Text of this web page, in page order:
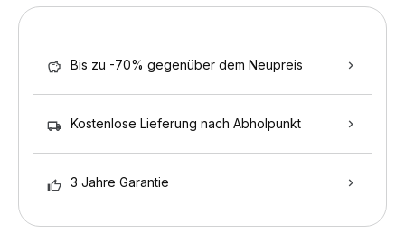
Bis zu -70% gegenüber dem Neupreis
Kostenlose Lieferung nach Abholpunkt
3 Jahre Garantie